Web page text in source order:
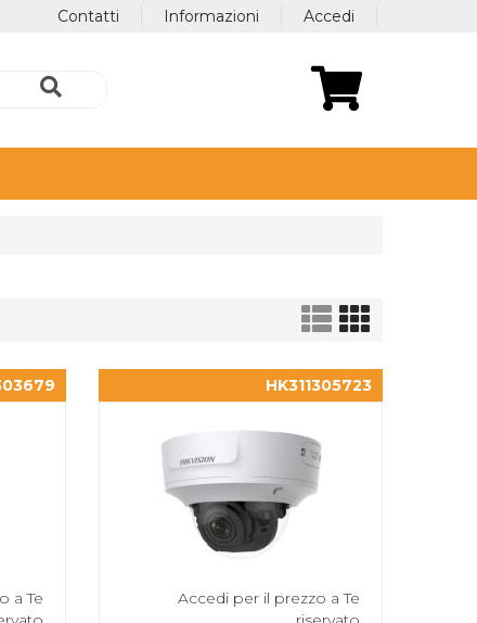
Accedi
Informazioni
Contatti
a Te
HK311305723
Accedi per il prezzo a Te